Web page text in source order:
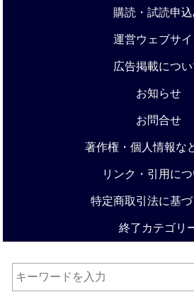
購読・試読申
運営ウェブサイ
広告掲載につい
お知らせ
お問合せ
著作権・個人情報な
リンク・引用に
特定商取引法に基
終了カテゴリ